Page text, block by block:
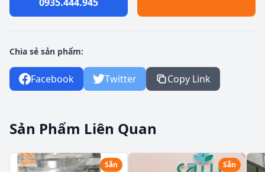
Chia sẻ sản phẩm:
Facebook Twitter Copy Link
Sản Phẩm Liên Quan
Sẵn Sẵn